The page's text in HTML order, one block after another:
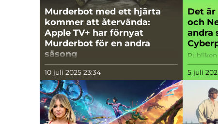
Murderbot med ett hjärta
kommer att återvända:
Apple TV+ har förnyat
Murderbot för en andra
säsong
10 juli 2025 23:34
Det
och
andra
helt ny
5 juli